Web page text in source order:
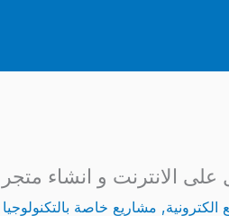
الانترنت و انشاء
الكترونية, مشاريع خاصة بالتكنولوجيا